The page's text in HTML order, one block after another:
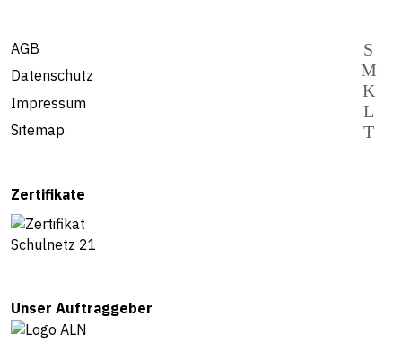
AGB
Datenschutz
Impressum
Sitemap
Zertifikate
Unser Auftraggeber